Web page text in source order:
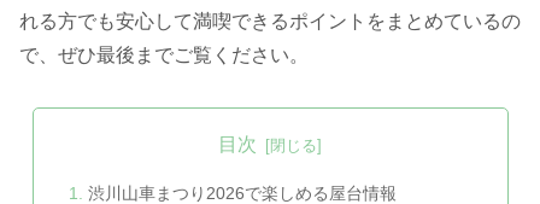
れる方でも安心して満喫できるポイントをまとめているの
で、ぜひ最後までご覧ください。
目次
渋川山車まつり2026で楽しめる屋台情報